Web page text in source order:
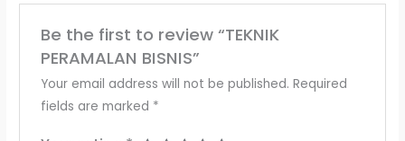
Be the first to review “TEKNIK
PERAMALAN BISNIS”
Your email address will not be published. Required
fields are marked *